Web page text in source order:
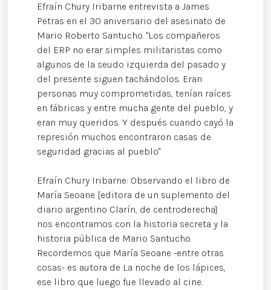
Efraín Chury Iribarne entrevista a James
Petras en el 30 aniversario del asesinato de
Mario Roberto Santucho. "Los compañeros
del ERP no erar simples militaristas como
algunos de la seudo izquierda del pasado y
del presente siguen tachándolos. Eran
personas muy comprometidas, tenían raíces
en fábricas y entre mucha gente del pueblo, y
eran muy queridos. Y después cuando cayó la
represión muchos encontraron casas de
seguridad gracias al pueblo"
Efraín Chury Iribarne: Observando el libro de
María Seoane [editora de un suplemento del
diario argentino Clarín, de centroderecha]
nos encontramos con la historia secreta y la
historia pública de Mario Santucho.
Recordemos que María Seoane -entre otras
cosas- es autora de La noche de los lápices,
ese libro que luego fue llevado al cine.